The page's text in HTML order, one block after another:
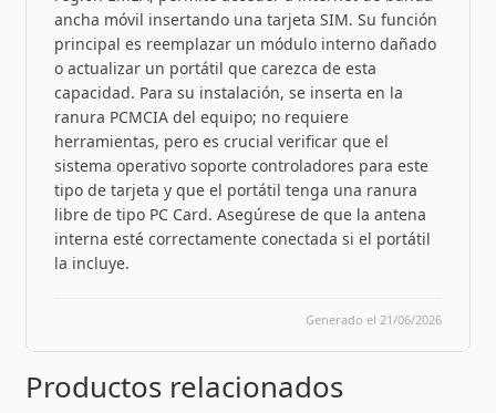
ancha móvil insertando una tarjeta SIM. Su función
principal es reemplazar un módulo interno dañado
o actualizar un portátil que carezca de esta
capacidad. Para su instalación, se inserta en la
ranura PCMCIA del equipo; no requiere
herramientas, pero es crucial verificar que el
sistema operativo soporte controladores para este
tipo de tarjeta y que el portátil tenga una ranura
libre de tipo PC Card. Asegúrese de que la antena
interna esté correctamente conectada si el portátil
la incluye.
Generado el 21/06/2026
Productos relacionados